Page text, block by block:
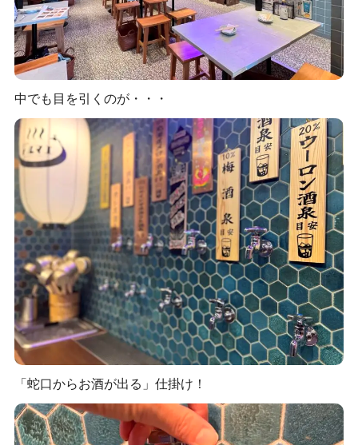
中でも目を引くのが・・・
「蛇口からお酒が出る」仕掛け！